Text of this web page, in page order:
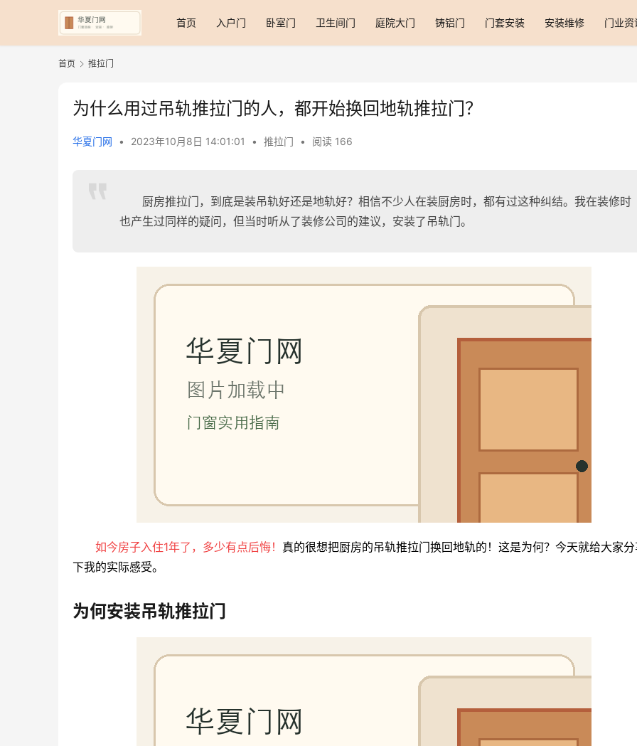
首页 入户门 卧室门 卫生间门 庭院大门 铸铝门 门套安装 安装维修 门业资
首页 推拉门
为什么用过吊轨推拉门的人，都开始换回地轨推拉门？
华夏门网 • 2023年10月8日 14:01:01 • 推拉门 • 阅读 166
厨房推拉门，到底是装吊轨好还是地轨好？相信不少人在装厨房时，都有过这种纠结。我在装修时
也产生过同样的疑问，但当时听从了装修公司的建议，安装了吊轨门。
如今房子入住1年了，多少有点后悔！ 真的很想把厨房的吊轨推拉门换回地轨的！这是为何？今天就给大家
下我的实际感受。
为何安装吊轨推拉门